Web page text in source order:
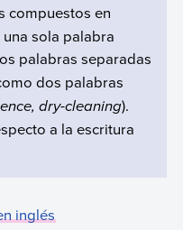
compuestos en
sola palabra
palabras separadas
dos palabras
dry-cleaning).
a la escritura
inglés